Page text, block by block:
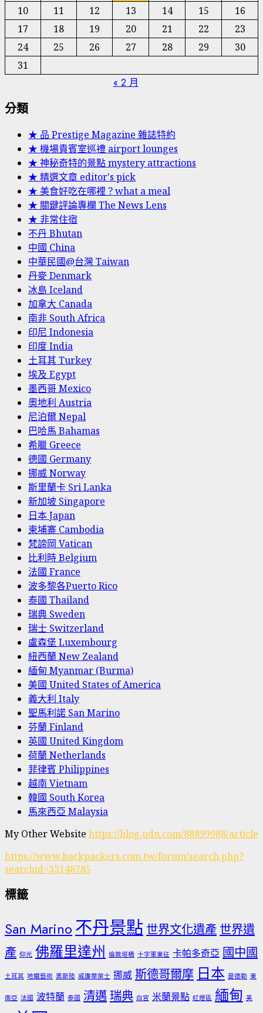
10
11 12 13 14 15
16
17
18 19 20 21 22
23
24
25 26 27 28 29
30
31
« 2 月
分類
★ 品 Prestige Magazine 雜誌特約
★ 機場貴賓室巡禮 airport lounges
★ 神秘奇特的景點 mystery attractions
★ 精選文章 editor's pick
★ 美食好吃在哪裡？what a meal
★ 關鍵評論專欄 The News Lens
★ 非常住宿
不丹 Bhutan
中國 China
中華民國@台灣 Taiwan
丹麥 Denmark
冰島 Iceland
加拿大 Canada
南非 South Africa
印尼 Indonesia
印度 India
土耳其 Turkey
埃及 Egypt
墨西哥 Mexico
奧地利 Austria
尼泊爾 Nepal
巴哈馬 Bahamas
希臘 Greece
德國 Germany
挪威 Norway
斯里蘭卡 Sri Lanka
新加坡 Singapore
日本 Japan
柬埔寨 Cambodia
梵諦岡 Vatican
比利時 Belgium
法國 France
波多黎各Puerto Rico
泰國 Thailand
瑞典 Sweden
瑞士 Switzerland
盧森堡 Luxembourg
紐西蘭 New Zealand
緬甸 Myanmar (Burma)
美國 United States of America
義大利 Italy
聖馬利諾 San Marino
芬蘭 Finland
英國 United Kingdom
荷蘭 Netherlands
菲律賓 Philippines
越南 Vietnam
韓國 South Korea
馬來西亞 Malaysia
My Other Website https://blog.udn.com/88899988/article
https://www.backpackers.com.tw/forum/search.php?
searchid=33148785
標籤
San Marino 不丹景點 世界文化遺產 世界遺
產 仰光 佛羅里達州 倫敦塔橋 十字軍東征 卡帕多奇亞 國中國
土耳其 地鐵藝術 奧斯陸 威廉華萊士 挪威 斯德哥爾摩 日本 曼德勒 東
南亞 法國 波特蘭 泰國 清邁 瑞典 白宮 米蘭景點 紅燈區 緬甸 美